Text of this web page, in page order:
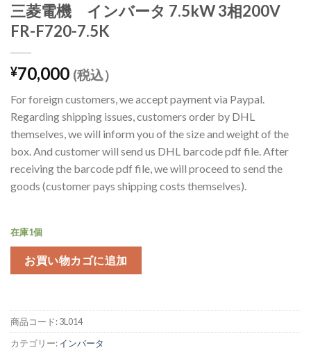
三菱電機 インバータ 7.5kW 3相200V
FR-F720-7.5K
¥70,000 (税込）
For foreign customers, we accept payment via Paypal.
Regarding shipping issues, customers order by DHL
themselves, we will inform you of the size and weight of the
box. And customer will send us DHL barcode pdf file. After
receiving the barcode pdf file, we will proceed to send the
goods (customer pays shipping costs themselves).
在庫1個
お買い物カゴに追加
商品コード:3L014
カテゴリー:インバータ